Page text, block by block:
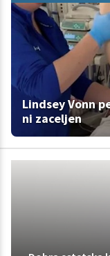
Lindsey Vonn
ni zaceljen